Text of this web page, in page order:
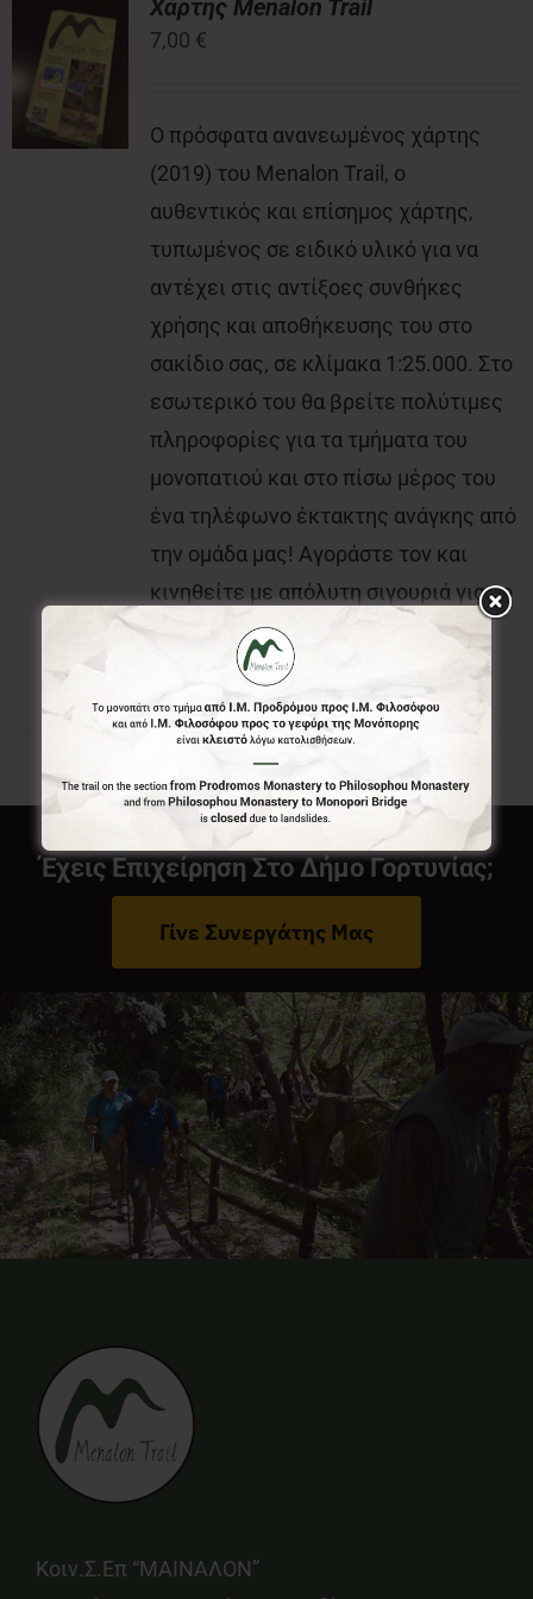
Νέα
Επικοινωνία
Χάρτης Menalon Trail
7,00 €
Ο πρόσφατα ανανεωμένος χάρτης
(2019) του Menalon Trail, ο
αυθεντικός και επίσημος χάρτης,
τυπωμένος σε ειδικό υλικό για να
αντέχει στις αντίξοες συνθήκες
χρήσης και αποθήκευσης του στο
σακίδιο σας, σε κλίμακα 1:25.000. Στο
εσωτερικό του θα βρείτε πολύτιμες
πληροφορίες για τα τμήματα του
μονοπατιού και στο πίσω μέρος του
ένα τηλέφωνο έκτακτης ανάγκης από
την ομάδα μας! Αγοράστε τον και
κινηθείτε με απόλυτη σιγουριά για το
που είστε και που θέλετε να πάτε.
Έχεις Επιχείρηση Στο Δήμο Γορτυνίας;
Γίνε Συνεργάτης Μας
Κοιν.Σ.Επ “ΜΑΙΝΑΛΟΝ”